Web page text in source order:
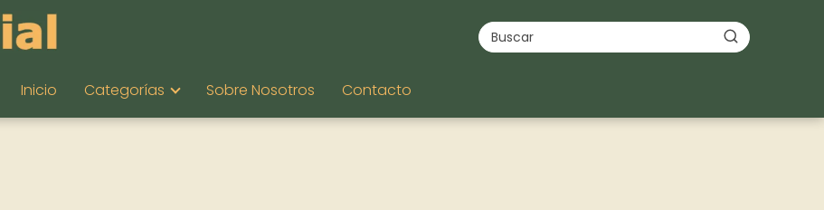
Inicio Categorías Sobre Nosotros Contacto